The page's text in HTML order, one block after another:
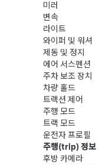
미러
변속
라이트
와이퍼 및 워셔
제동 및 정지
에어 서스펜션
주차 보조 장치
차량 홀드
트랙션 제어
주행 모드
트랙 모드
운전자 프로필
주행(trip) 정보
후방 카메라